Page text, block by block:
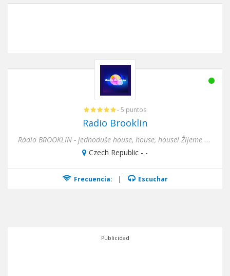
- 5 puntos
Radio Brooklin
Rádio BROOKLIN - jednoduše house, house, house! Žijeme Housem!
Czech Republic - -
Frecuencia: | Escuchar
Publicidad